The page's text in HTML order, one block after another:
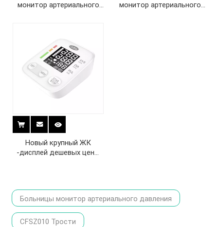
монитор артериального
монитор артериального
Новый крупный ЖК
-дисплей дешевых цены
сфигмоманометр BP
счетчик цифровой
монитор артериального
давления
Больницы монитор артериального давления
CFSZ010 Трости